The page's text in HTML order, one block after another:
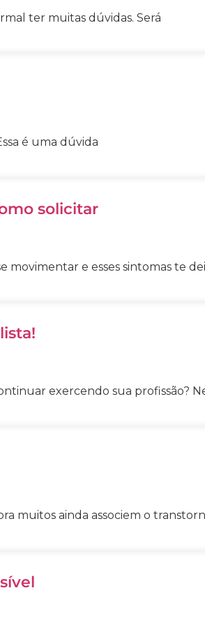
ter muitas dúvidas. Será
é uma dúvida
solicitar
movimentar e esses sintomas te
exercendo sua profissão?
muitos ainda associem o